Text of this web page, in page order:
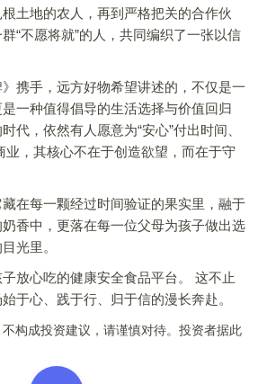
土地的农人，再到严格把关的合作伙
“不愿将就”的人，共同编织了一张以信
手，远方好物希望讲述的，不仅是一
一种值得倡导的生活选择与价值回归
，依然有人愿意为“安心”付出时间、
业，其核心不在于创造欲望，而在于守
每一颗经过时间验证的果实里，融于
香中，更落在每一位父母为孩子做出选
光里。
心吃的健康安全食品平台。 这不止
于心、践于行、归于信的漫长奔赴。
成投资建议，请谨慎对待。投资者据此